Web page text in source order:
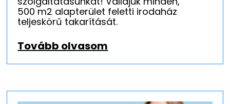
500 m2 alapterület feletti irodaház
teljeskörű takarítását.
Tovább olvasom